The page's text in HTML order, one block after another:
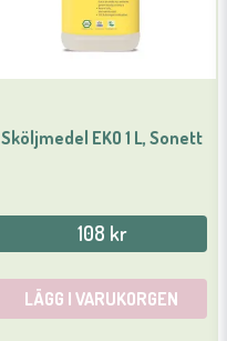
Sköljmedel EKO 1 L, Sonett
108 kr
LÄGG I VARUKORGEN